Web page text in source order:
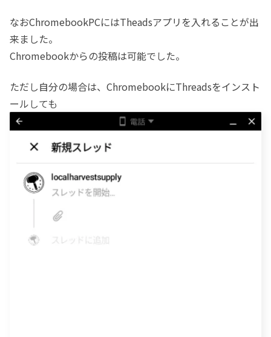
なおChromebookPCにはTheadsアプリを入れることが出
来ました。
Chromebookからの投稿は可能でした。
ただし自分の場合は、ChromebookにThreadsをインスト
ールしても